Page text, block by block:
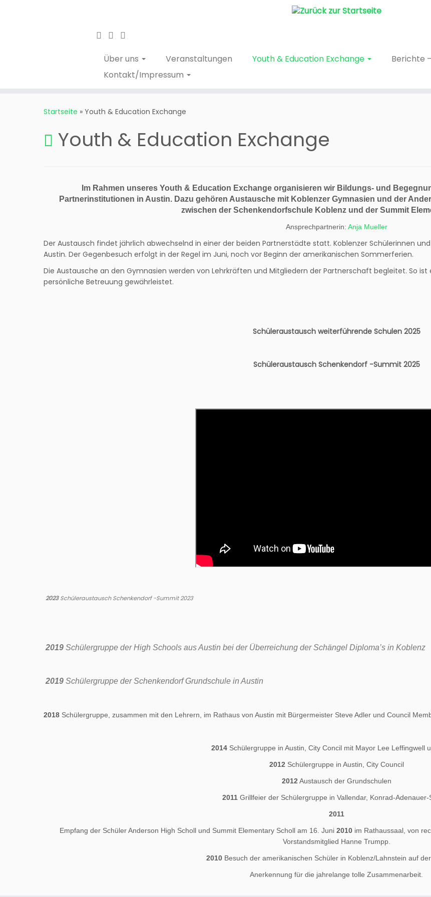
Über uns Veranstaltungen Youth & Education Exchange Berichte
Kontakt/Impressum
Startseite » Youth & Education Exchange
Youth & Education Exchange
Im Rahmen unseres Youth & Education Exchange organisieren wir Bildungs- und
Partnerinstitutionen in Austin. Dazu gehören Austausche mit Koblenzer Gymnasien und der
zwischen der Schenkendorfschule Koblenz und der Summit
Ansprechpartnerin: Anja Mueller
Der Austausch findet jährlich abwechselnd in einer der beiden Partnerstädte statt. Koblenzer Schülerinnen
Austin. Der Gegenbesuch erfolgt in der Regel im Juni, noch vor Beginn der amerikanischen Sommerferien.
Die Austausche an den Gymnasien werden von Lehrkräften und Mitgliedern der Partnerschaft begleitet. So
persönliche Betreuung gewährleistet.
Schüleraustausch weiterführende Schulen 2025
Schüleraustausch Schenkendorf -Summit 2025
2023Schüleraustausch Schenkendorf -Summit 2023
2019 Schülergruppe der High Schools aus Austin bei der Überreichung der Schängel Diploma’s in Koblenz
2019 Schülergruppe der Schenkendorf Grundschule in Austin
2018 Schülergruppe, zusammen mit den Lehrern, im Rathaus von Austin mit Bürgermeister Steve Adler und Council
2014Schülergruppe in Austin, City Concil mit Mayor Lee Leffingwell
2012 Schülergruppe in Austin, City Council
2012 Austausch der Grundschulen
2011 Grillfeier der Schülergruppe in Vallendar, Konrad-Adenauer-
2011
Empfang der Schüler Anderson High Scholl und Summit Elementary Scholl am 16. Juni 2010im Rathaussaal, von
Vorstandsmitglied Hanne Trumpp.
2010 Besuch der amerikanischen Schüler in Koblenz/Lahnstein auf
Anerkennung für die jahrelange tolle Zusammenarbeit.